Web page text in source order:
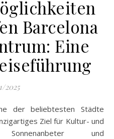
Barcelona
Eine
2025
Ziel für Kultur- und
Sonnenanbeter und